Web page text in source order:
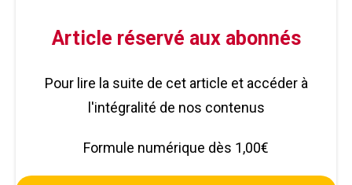
Article réservé aux abonnés
Pour lire la suite de cet article et accéder à
l'intégralité de nos contenus
Formule numérique dès 1,00€